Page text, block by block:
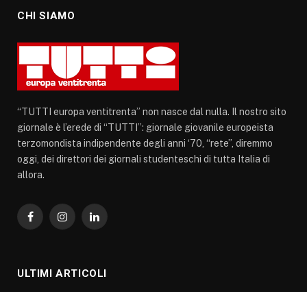
CHI SIAMO
“TUTTI europa ventitrenta” non nasce dal nulla. Il nostro sito
giornale è l’erede di “TUTTI”: giornale giovanile europeista
terzomondista indipendente degli anni ‘70, “rete”, diremmo
oggi, dei direttori dei giornali studenteschi di tutta Italia di
allora.
FacebookInstagramLinkedIn
ULTIMI ARTICOLI